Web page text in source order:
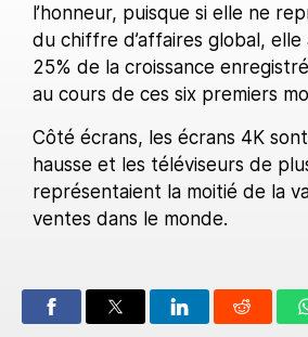
l’honneur, puisque si elle ne
du chiffre d’affaires global,
25% de la croissance
au cours de ces six premiers
Côté écrans, les écrans 4K
hausse et les téléviseurs de
représentaient la moitié de la
ventes dans le monde.